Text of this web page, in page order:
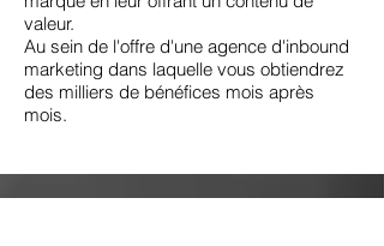
valeur.
Au sein de l'offre d'une agence d'inbound
marketing dans laquelle vous obtiendrez
des milliers de bénéfices mois après
mois.